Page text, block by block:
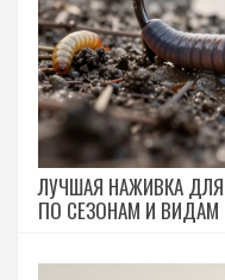
ЛУЧШАЯ НАЖИВКА
ПО СЕЗОНАМ И